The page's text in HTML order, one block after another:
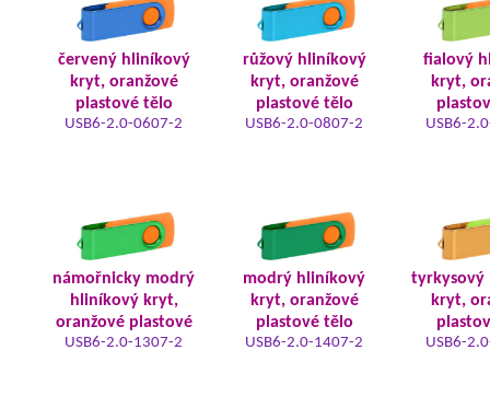
červený hliníkový
kryt, oranžové
plastové tělo
USB6-2.0-0607-2
růžový hliníkový
kryt, oranžové
plastové tělo
USB6-2.0-0807-2
fialový
kryt,
USB6-
námořnicky modrý
hliníkový kryt,
oranžové plastové
USB6-2.0-1307-2
modrý hliníkový
kryt, oranžové
plastové tělo
USB6-2.0-1407-2
tyrkysový
kryt,
USB6-